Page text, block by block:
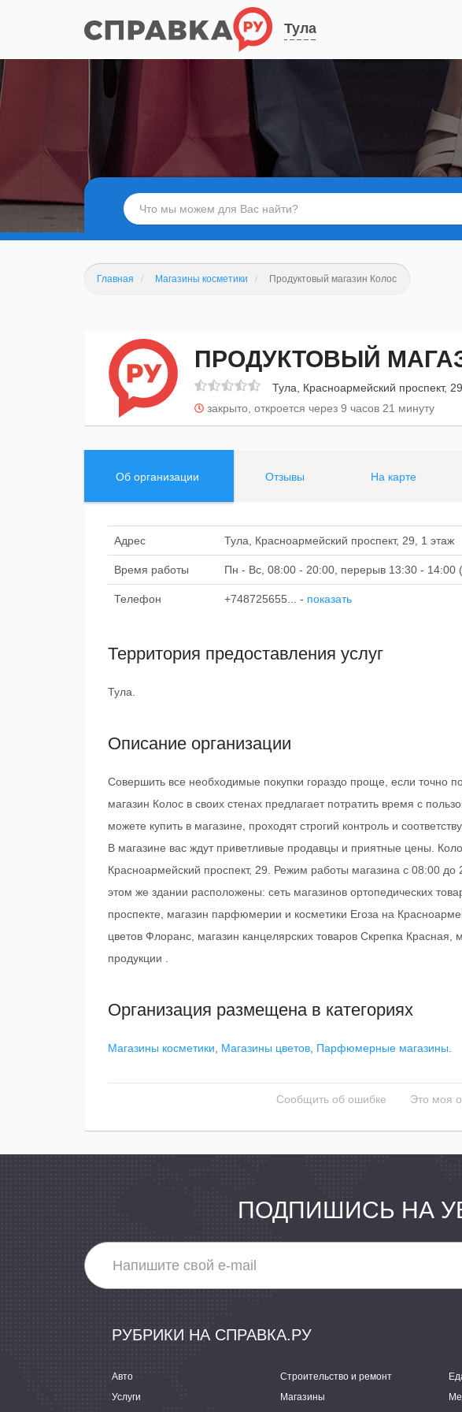
Тула
Главная Магазины косметики Продуктовый магазин Колос
ПРОДУКТОВЫЙ
Тула, Красноармейский проспект,
закрыто, откроется через 9 часов 21 минуту
Об организации Отзывы На карте
Адрес Тула, Красноармейский проспект, 29, 1 этаж
Время работы Пн - Вс, 08:00 - 20:00, перерыв 13:30 - 14:00
Телефон +748725655... - показать
Территория предоставления услуг
Тула.
Описание организации
Совершить все необходимые покупки гораздо проще, если точно
магазин Колос в своих стенах предлагает потратить время с
можете купить в магазине, проходят строгий контроль и
В магазине вас ждут приветливые продавцы и приятные цены.
Красноармейский проспект, 29. Режим работы магазина с 08:00
этом же здании расположены: сеть магазинов ортопедических
проспекте, магазин парфюмерии и косметики Егоза на
цветов Флоранс, магазин канцелярских товаров Скрепка
продукции .
Организация размещена в категориях
Магазины косметики Магазины цветов Парфюмерные магазины
Сообщить об ошибке Это моя
ПОДПИШИСЬ НА
РУБРИКИ НА СПРАВКА.РУ
Авто Строительство и ремонт
Услуги
Магазины